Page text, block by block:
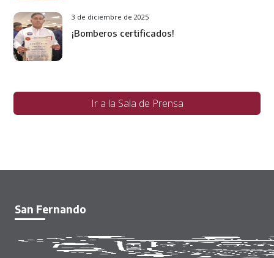
3 de diciembre de 2025
¡Bomberos certificados!
Ir a la Sala de Prensa
San Fernando